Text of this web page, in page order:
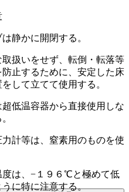
静かに開閉する。
扱いをせず、転倒・転落等
止するために、安定した床
して立てて使用する。
低温容器から直接使用しな
計等は、窒素用のものを使
は、−１９６℃と極めて低
に特に注意する。